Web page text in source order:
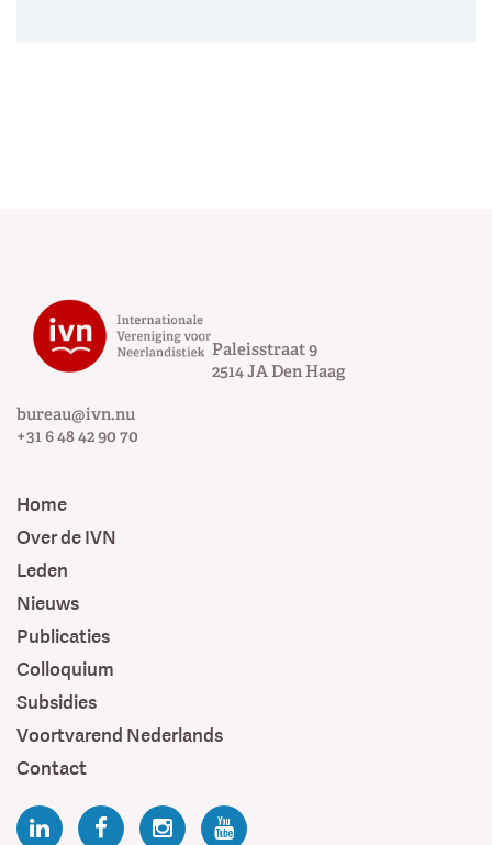
Paleisstraat 9
2514 JADen Haag
bureau@ivn.nu
+31 6 48 42 90 70
Home
Over de IVN
Leden
Nieuws
Publicaties
Colloquium
Subsidies
Voortvarend Nederlands
Contact